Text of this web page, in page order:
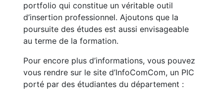
portfolio qui constitue un véritable outil
d’insertion professionnel. Ajoutons que la
poursuite des études est aussi envisageable
au terme de la formation.
Pour encore plus d’informations, vous pouvez
vous rendre sur le site d’InfoComCom, un PIC
porté par des étudiantes du département :